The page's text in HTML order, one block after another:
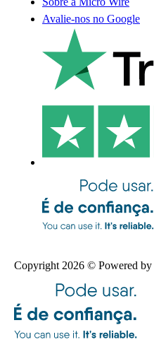
Avalie-nos no Google
Copyright 2026 © Powered by